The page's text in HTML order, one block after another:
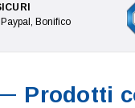
Bonifico
Prodotti